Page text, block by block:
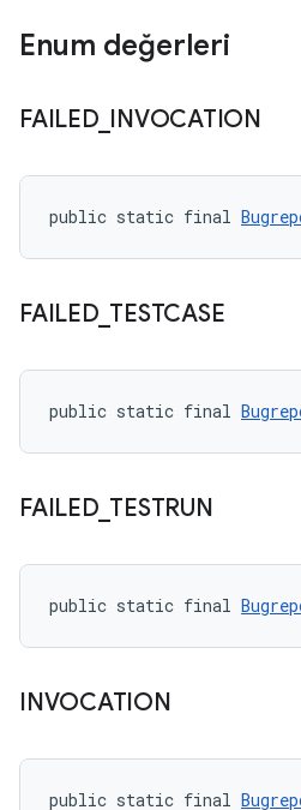
Enum değerleri
FAILED_ INVOCATION
public static final
FAILED_ TESTCASE
public static final
FAILED_ TESTRUN
public static final
INVOCATION
public static final